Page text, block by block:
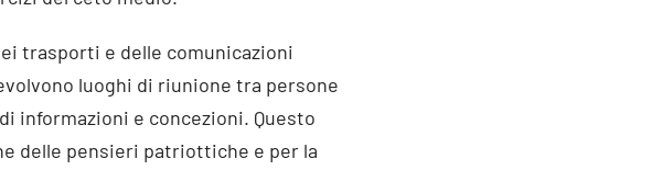
trasporti e delle comunicazioni
luoghi di riunione tra persone
informazioni e concezioni. Questo
delle pensieri patriottiche e per la